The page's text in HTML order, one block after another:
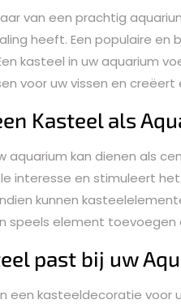
van een prachtig
heeft. Een populaire
kasteel in uw aquarium
voor uw vissen en
Kasteel als
aquarium kan dienen als
interesse en stimuleert
kunnen
speels element
past bij uw
een kasteeldecoratie voor